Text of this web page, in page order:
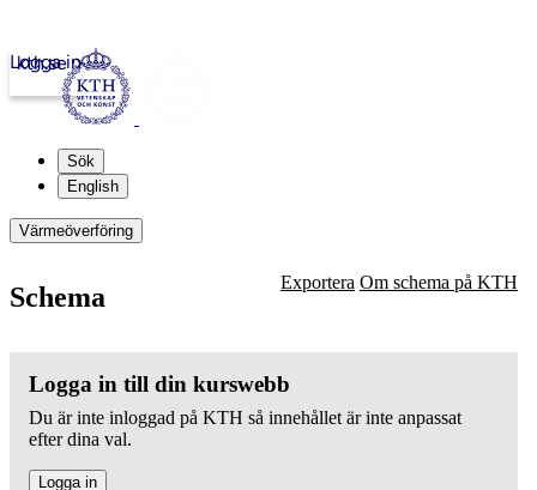
kth.se
Logga in
Sök
English
Värmeöverföring
Schema Exportera Om schema på KTH
Logga in till din kurswebb
Du är inte inloggad på KTH så innehållet är inte anpassat
efter dina val.
Logga in